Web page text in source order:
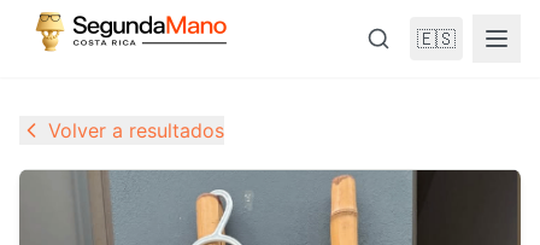
🇪🇸
Volver a resultados